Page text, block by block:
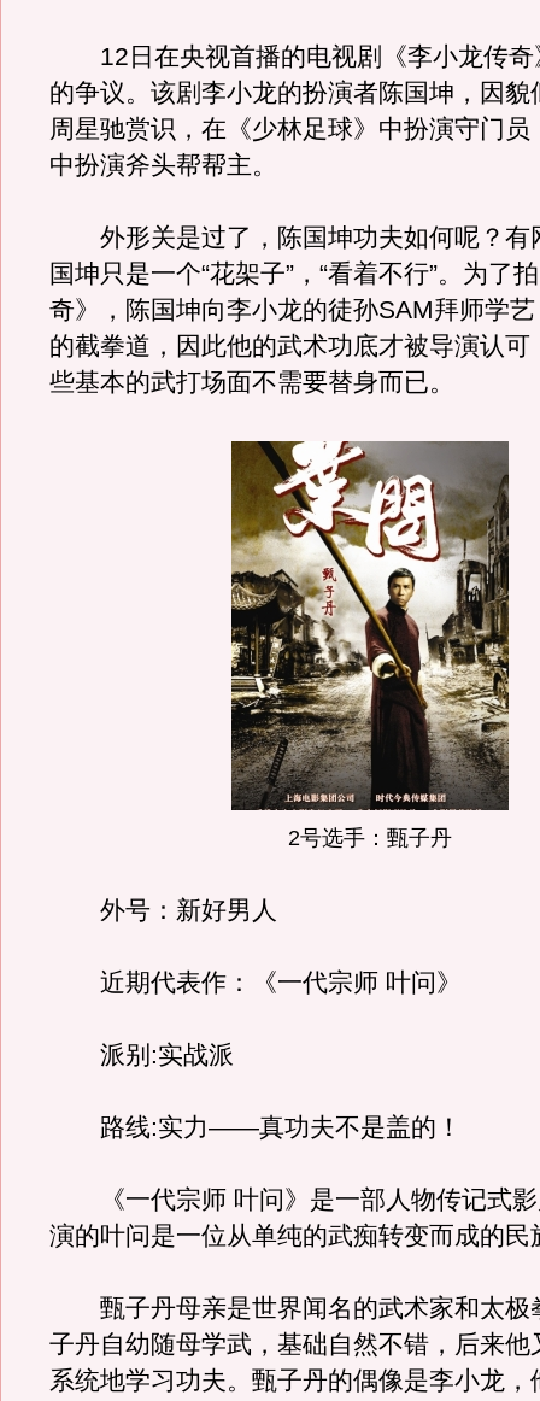
12日在央视首播的电视剧《李小龙传奇
的争议。该剧李小龙的扮演者陈国坤，因貌
周星驰赏识，在《少林足球》中扮演守门员
中扮演斧头帮帮主。
外形关是过了，陈国坤功夫如何呢？有
国坤只是一个“花架子”，“看着不行”。为了
奇》，陈国坤向李小龙的徒孙SAM拜师学
的截拳道，因此他的武术功底才被导演认可
些基本的武打场面不需要替身而已。
2号选手：甄子丹
外号：新好男人
近期代表作：《一代宗师 叶问》
派别:实战派
路线:实力——真功夫不是盖的！
《一代宗师 叶问》是一部人物传记式影
演的叶问是一位从单纯的武痴转变而成的民
甄子丹母亲是世界闻名的武术家和太极
子丹自幼随母学武，基础自然不错，后来他
系统地学习功夫。甄子丹的偶像是李小龙，